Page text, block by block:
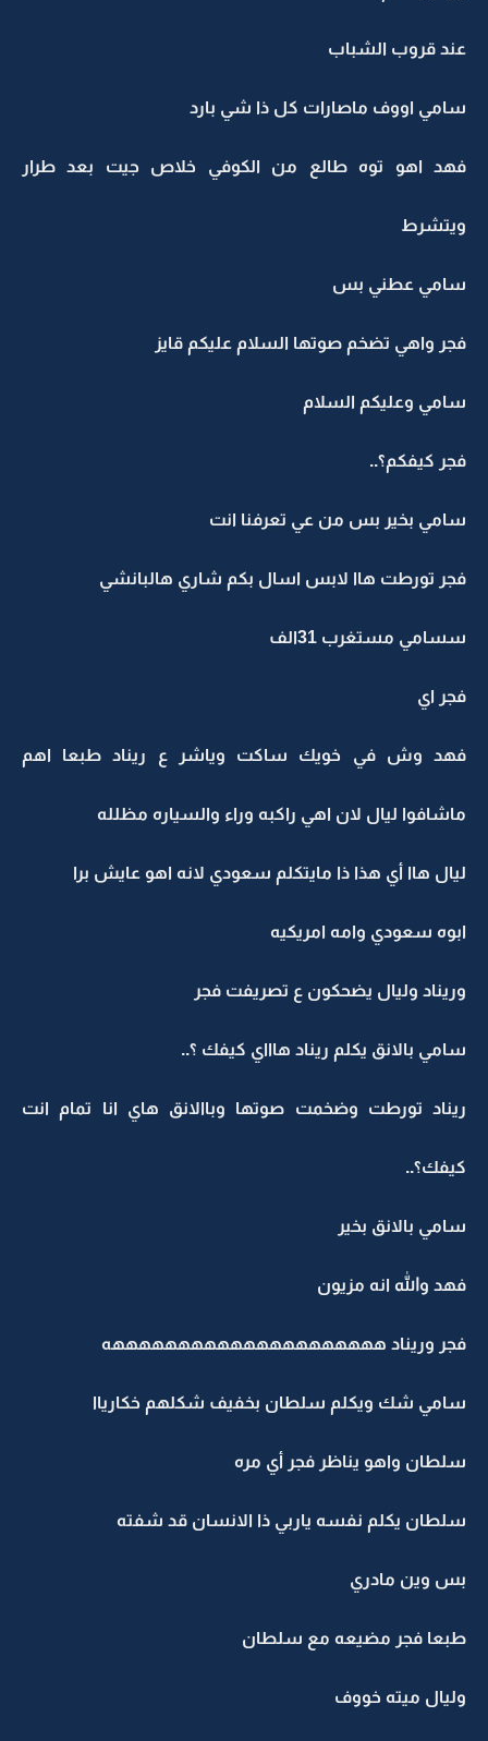
عند قروب الشباب
سامي اووف ماصارات كل ذا شي بارد
فهد اهو توه طالع من الكوفي خلاص جيت بعد طرار
ويتشرط
سامي عطني بس
فجر واهي تضخم صوتها السلام عليكم قايز
سامي وعليكم السلام
فجر كيفكم؟..
سامي بخير بس من عي تعرفنا انت
فجر تورطت هاا لابس اسال بكم شاري هالبانشي
سسامي مستغرب 31الف
فجر اي
فهد وش في خويك ساكت وياشر ع ريناد طبعا اهم
ماشافوا ليال لان اهي راكبه وراء والسياره مظلله
ليال هاا أي هذا ذا مايتكلم سعودي لانه اهو عايش برا
ابوه سعودي وامه امريكيه
وريناد وليال يضحكون ع تصريفت فجر
سامي بالانق يكلم ريناد هاااي كيفك ؟..
ريناد تورطت وضخمت صوتها وباالانق هاي انا تمام انت
كيفك؟..
سامي بالانق بخير
فهد والله انه مزيون
فجر وريناد هههههههههههههههههههههه
سامي شك ويكلم سلطان بخفيف شكلهم خكارياا
سلطان واهو يناظر فجر أي مره
سلطان يكلم نفسه ياربي ذا الانسان قد شفته
بس وين مادري
طبعا فجر مضيعه مع سلطان
وليال ميته خووف